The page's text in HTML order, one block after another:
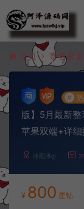
首页 寄售资源
#
版】5月最新
苹果双端+详
冷雨泽ღ
¥ 800 星钻